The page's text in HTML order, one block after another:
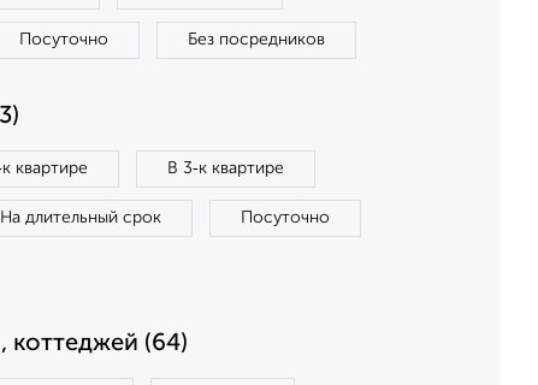
Посуточно Без посредников
квартире В 3‑к квартире
На длительный срок Посуточно
коттеджей (64)